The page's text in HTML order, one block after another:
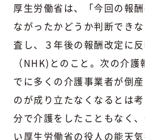
厚生労働省は、「今回の報
ながったかどうか判断でき
査し、３年後の報酬改定に反
（NHK)とのこと。次の介
でに多くの介護事業者が倒
のが成り立たなくなるとは
分で介護をしたこともなく
い厚生労働省の役人の能天